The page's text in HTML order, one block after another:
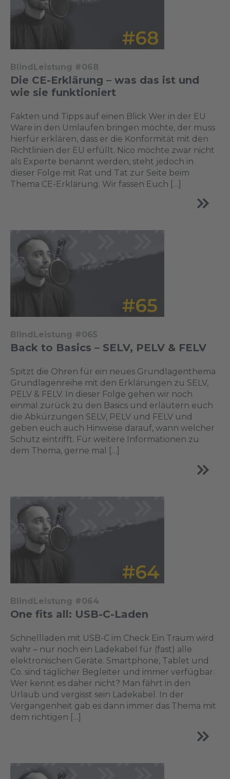
BlindLeistung #068
Die CE-Erklärung – was das ist und
wie sie funktioniert
Fakten und Tipps auf einen Blick Wer in der EU
Ware in den Umlaufen bringen möchte, der muss
hierfür erklären, dass er die Konformität mit den
Richtlinien der EU erfüllt. Nico möchte zwar nicht
als Experte benannt werden, steht jedoch in
dieser Folge mit Rat und Tat zur Seite beim
Thema CE-Erklärung. Wir fassen Euch […]
BlindLeistung #065
Back to Basics – SELV, PELV & FELV
Spitzt die Ohren für ein neues Grundlagenthema
Grundlagenreihe mit den Erklärungen zu SELV,
PELV & FELV. In dieser Folge gehen wir noch
einmal zurück zu den Basics und erläutern euch
die Abkürzungen SELV, PELV und FELV und
geben euch auch Hinweise darauf, wann welcher
Schutz eintrifft. Für weitere Informationen zu
dem Thema, gerne mal […]
BlindLeistung #064
One fits all: USB-C-Laden
Schnellladen mit USB-C im Check Ein Traum wird
wahr – nur noch ein Ladekabel für (fast) alle
elektronischen Geräte. Smartphone, Tablet und
Co. sind täglicher Begleiter und immer verfügbar.
Wer kennt es daher nicht? Man fährt in den
Urlaub und vergisst sein Ladekabel. In der
Vergangenheit gab es dann immer das Thema mit
dem richtigen […]